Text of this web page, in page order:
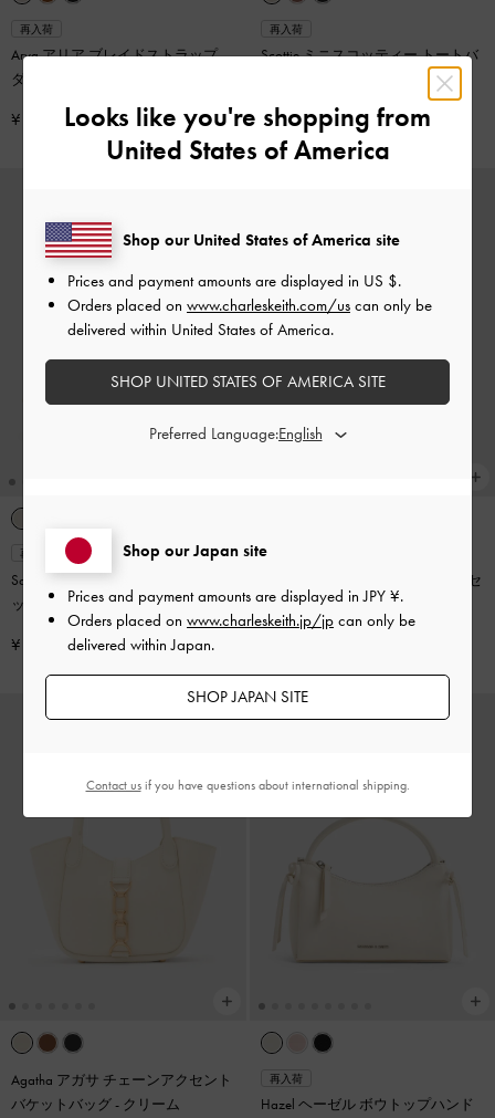
再入荷
Arya アリア ブレイドストラップ
ダブルハンドルクロスボディバッ
クリーム
¥ 12,900
再入荷
Scottie ミニスコッティー トートバ
¥ 14,900
再入荷
Scottie スコッティー ボウリングバ
ッグ
-クリーム
¥ 14,900
ントショルダーバッグ
Agatha アガサ チェーンアクセント
バケットバッグ- クリーム
再入荷
Hazel ヘーゼル ボウトップハンド
Looks like you're shopping from
United States of America
Shop our Japan site
Prices and payment amounts are displayed inJPY ¥.
Orders placed on www.charleskeith.jp/jp can only be
delivered within Japan.
SHOP JAPAN SITE
Shop our United States of America site
Prices and payment amounts are displayed in US $.
Orders placed on www.charleskeith.com/us can only be
delivered within United States of America.
SHOP UNITED STATES OF AMERICA SITE
Preferred Language:
Contact usif you have questions about international shipping.